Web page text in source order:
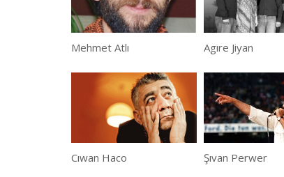
Mehmet Atlı Agıre Jiyan
Cıwan Haco Şıvan Perwer